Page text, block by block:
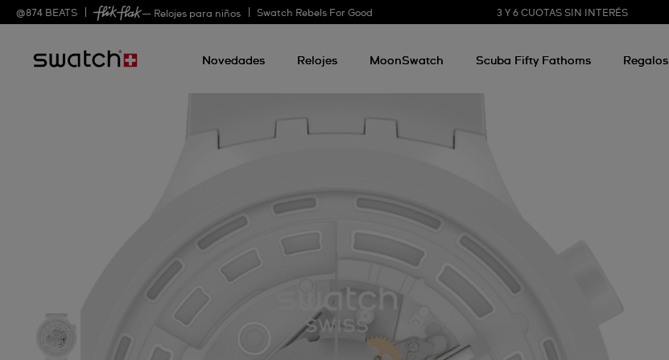
@874 BEATS — Relojes para niños Swatch Rebels For Good 3 Y 6 CUOTAS SIN INTERÉS
Novedades Relojes MoonSwatch Scuba Fifty Fathoms Regalos